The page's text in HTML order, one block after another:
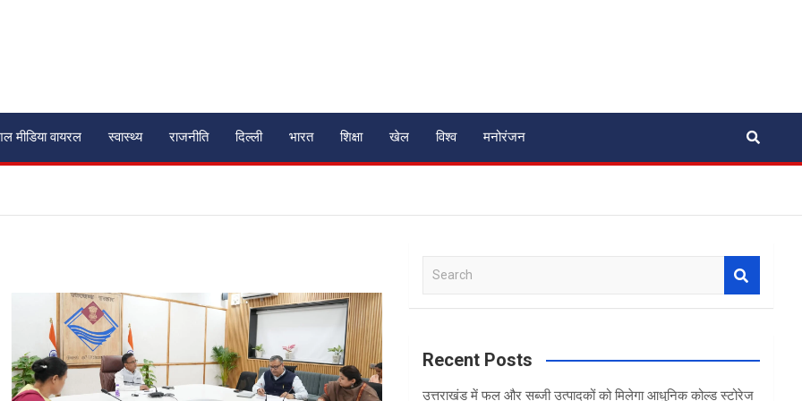
मीडिया वायरल स्वास्थ्य राजनीति दिल्ली भारत शिक्षा खेल विश्व मनोरंजन
a
c
Recent Posts
उत्तराखंड में फल और सब्जी उत्पादकों को मिलेगा आधुनिक कोल्ड स्टोरेज